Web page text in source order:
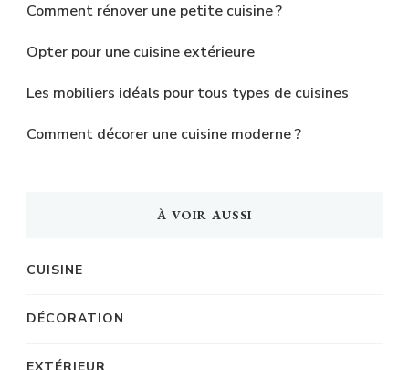
Comment rénover une petite cuisine ?
Opter pour une cuisine extérieure
Les mobiliers idéals pour tous types de cuisines
Comment décorer une cuisine moderne ?
À VOIR AUSSI
CUISINE
DÉCORATION